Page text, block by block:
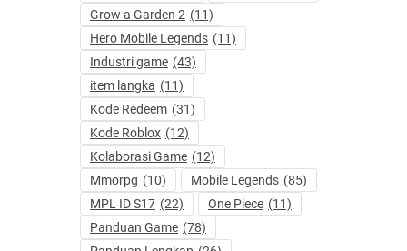
Grow a Garden 2 (11)
Hero Mobile Legends (11)
Industri game (43)
item langka (11)
Kode Redeem (31)
Kode Roblox (12)
Kolaborasi Game (12)
Mmorpg (10) Mobile Legends (85)
MPL ID S17 (22) One Piece (11)
Panduan Game (78)